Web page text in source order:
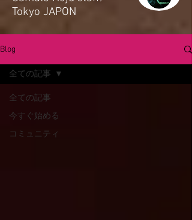
Tokyo JAPON
Blog
全ての記事
今すぐ始める
コミュニティ
全ての記事